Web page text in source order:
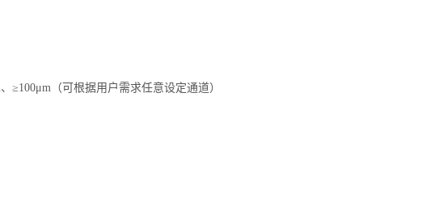
≥100μm（可根据用户需求任意设定通道）